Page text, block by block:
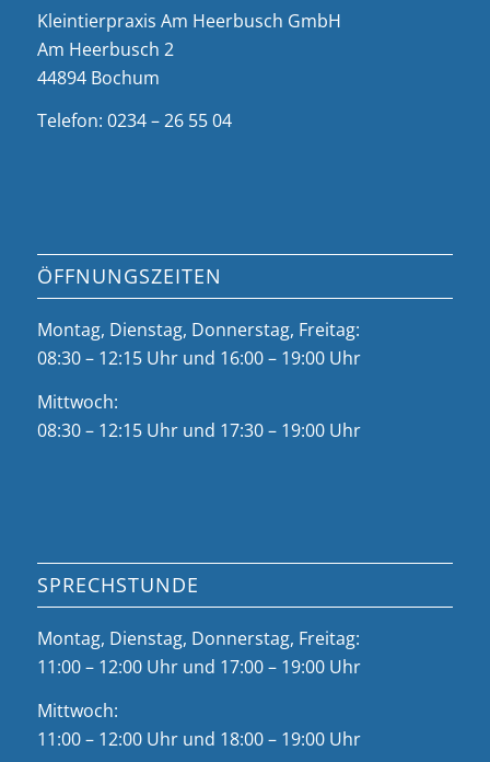
Kleintierpraxis Am Heerbusch GmbH
Am Heerbusch 2
44894 Bochum
Telefon: 0234 – 26 55 04
ÖFFNUNGSZEITEN
Montag, Dienstag, Donnerstag, Freitag:
08:30 – 12:15 Uhr und 16:00 – 19:00 Uhr
Mittwoch:
08:30 – 12:15 Uhr und 17:30 – 19:00 Uhr
SPRECHSTUNDE
Montag, Dienstag, Donnerstag, Freitag:
11:00 – 12:00 Uhr und 17:00 – 19:00 Uhr
Mittwoch:
11:00 – 12:00 Uhr und 18:00 – 19:00 Uhr